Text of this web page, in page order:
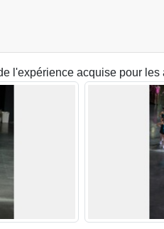
l'expérience acquise pour les